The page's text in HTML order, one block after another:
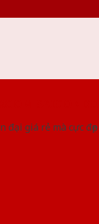
giá rẻ mà cực